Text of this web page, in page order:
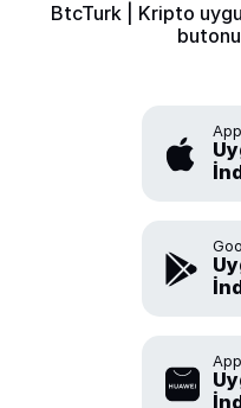
BtcTurk | Kripto